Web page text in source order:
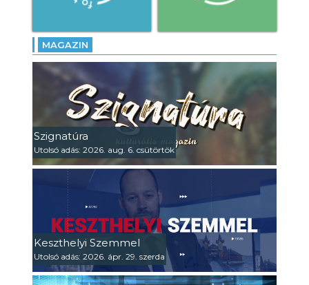
MAGAZIN
Szignatúra
Utolsó adás: 2026. aug. 6. csütörtök
Keszthelyi Szemmel
Utolsó adás: 2026. ápr. 29. szerda